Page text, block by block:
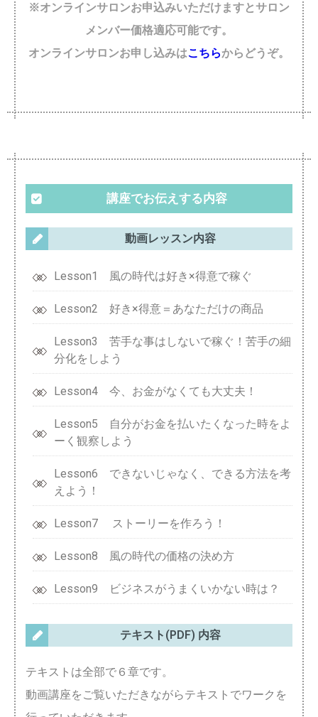
※オンラインサロンお申込みいただけますとサロン
メンバー価格適応可能です。
オンラインサロンお申し込みはこちらからどうぞ。
講座でお伝えする内容
動画レッスン内容
Lesson1 風の時代は好き×得意で稼ぐ
Lesson2 好き×得意＝あなただけの商品
Lesson3 苦手な事はしないで稼ぐ！苦手の細
分化をしよう
Lesson4 今、お金がなくても大丈夫！
Lesson5 自分がお金を払いたくなった時をよ
ーく観察しよう
Lesson6 できないじゃなく、できる方法を考
えよう！
Lesson7 ストーリーを作ろう！
Lesson8 風の時代の価格の決め方
Lesson9 ビジネスがうまくいかない時は？
テキスト(PDF) 内容
テキストは全部で６章です。
動画講座をご覧いただきながらテキストでワークを